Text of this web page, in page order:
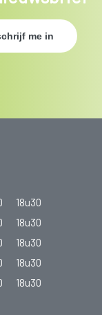
18u30
18u30
18u30
18u30
18u30